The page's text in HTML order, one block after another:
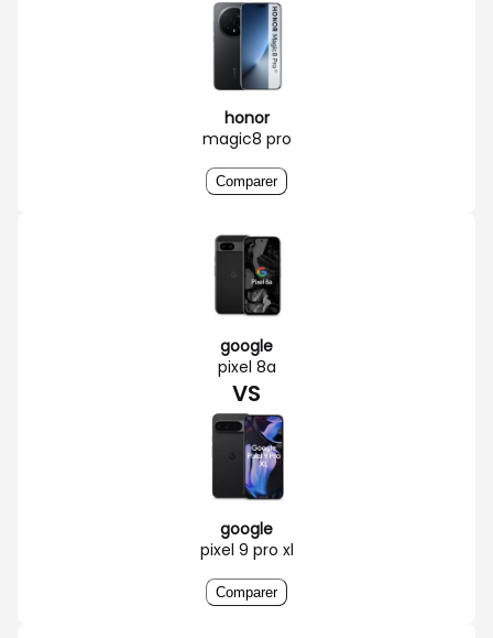
honor
magic8 pro
Comparer
google
pixel 8a
VS
google
pixel 9 pro xl
Comparer